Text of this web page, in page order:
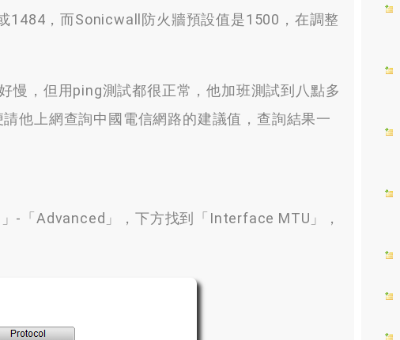
1484 ，而Sonicwall防火牆預設值是1500 ， 在調整
慢 ， 但用ping測試都很正常 ，他加班測試到八點多
請他上網查詢中國電信網路的建議值 ， 查詢結果一
」-「Advanced」 ， 下方找到「Interface MTU」
，